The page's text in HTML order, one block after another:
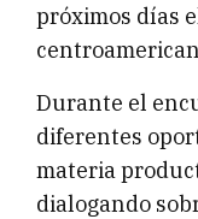
próximos días
Durante el
diferentes
materia
dialogando